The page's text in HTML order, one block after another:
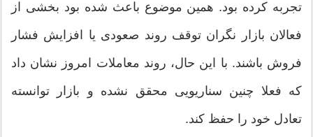
تجربه کرده بود. همین موضوع باعث شده بود بخشی از
فعالان بازار نگران توقف روند صعودی یا افزایش فشار
فروش باشند. با این حال، روند معاملات امروز نشان داد
که فعلا چنین سناریویی محقق نشده و بازار توانسته
تعادل خود را حفظ کند.